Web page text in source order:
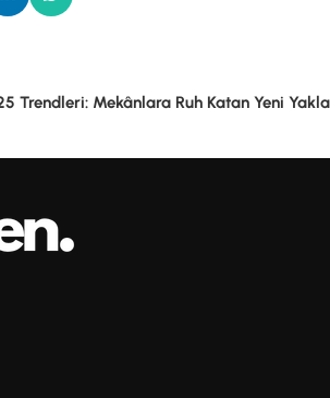
Trendleri: Mekânlara Ruh Katan Yeni